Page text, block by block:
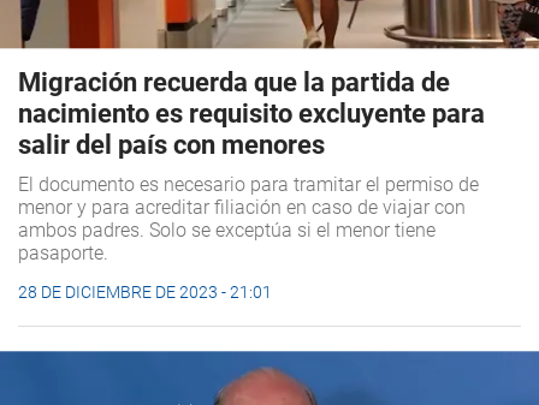
Migración recuerda que la partida de
nacimiento es requisito excluyente para
salir del país con menores
El documento es necesario para tramitar el permiso de
menor y para acreditar filiación en caso de viajar con
ambos padres. Solo se exceptúa si el menor tiene
pasaporte.
28 DE DICIEMBRE DE 2023 - 21:01